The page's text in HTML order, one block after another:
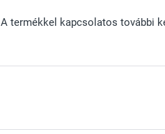
A termékkel kapcsolatos további